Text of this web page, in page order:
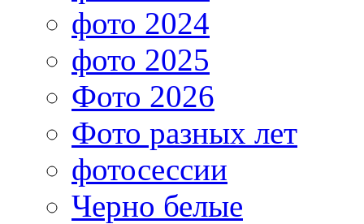
фото 2024
фото 2025
Фото 2026
Фото разных лет
фотосессии
Черно белые